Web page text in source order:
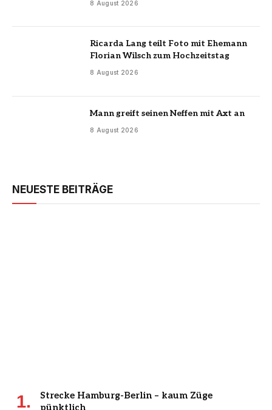
8 August 2026
Ricarda Lang teilt Foto mit Ehemann
Florian Wilsch zum Hochzeitstag
8 August 2026
Mann greift seinen Neffen mit Axt an
8 August 2026
NEUESTE BEITRÄGE
Strecke Hamburg-Berlin – kaum Züge
pünktlich